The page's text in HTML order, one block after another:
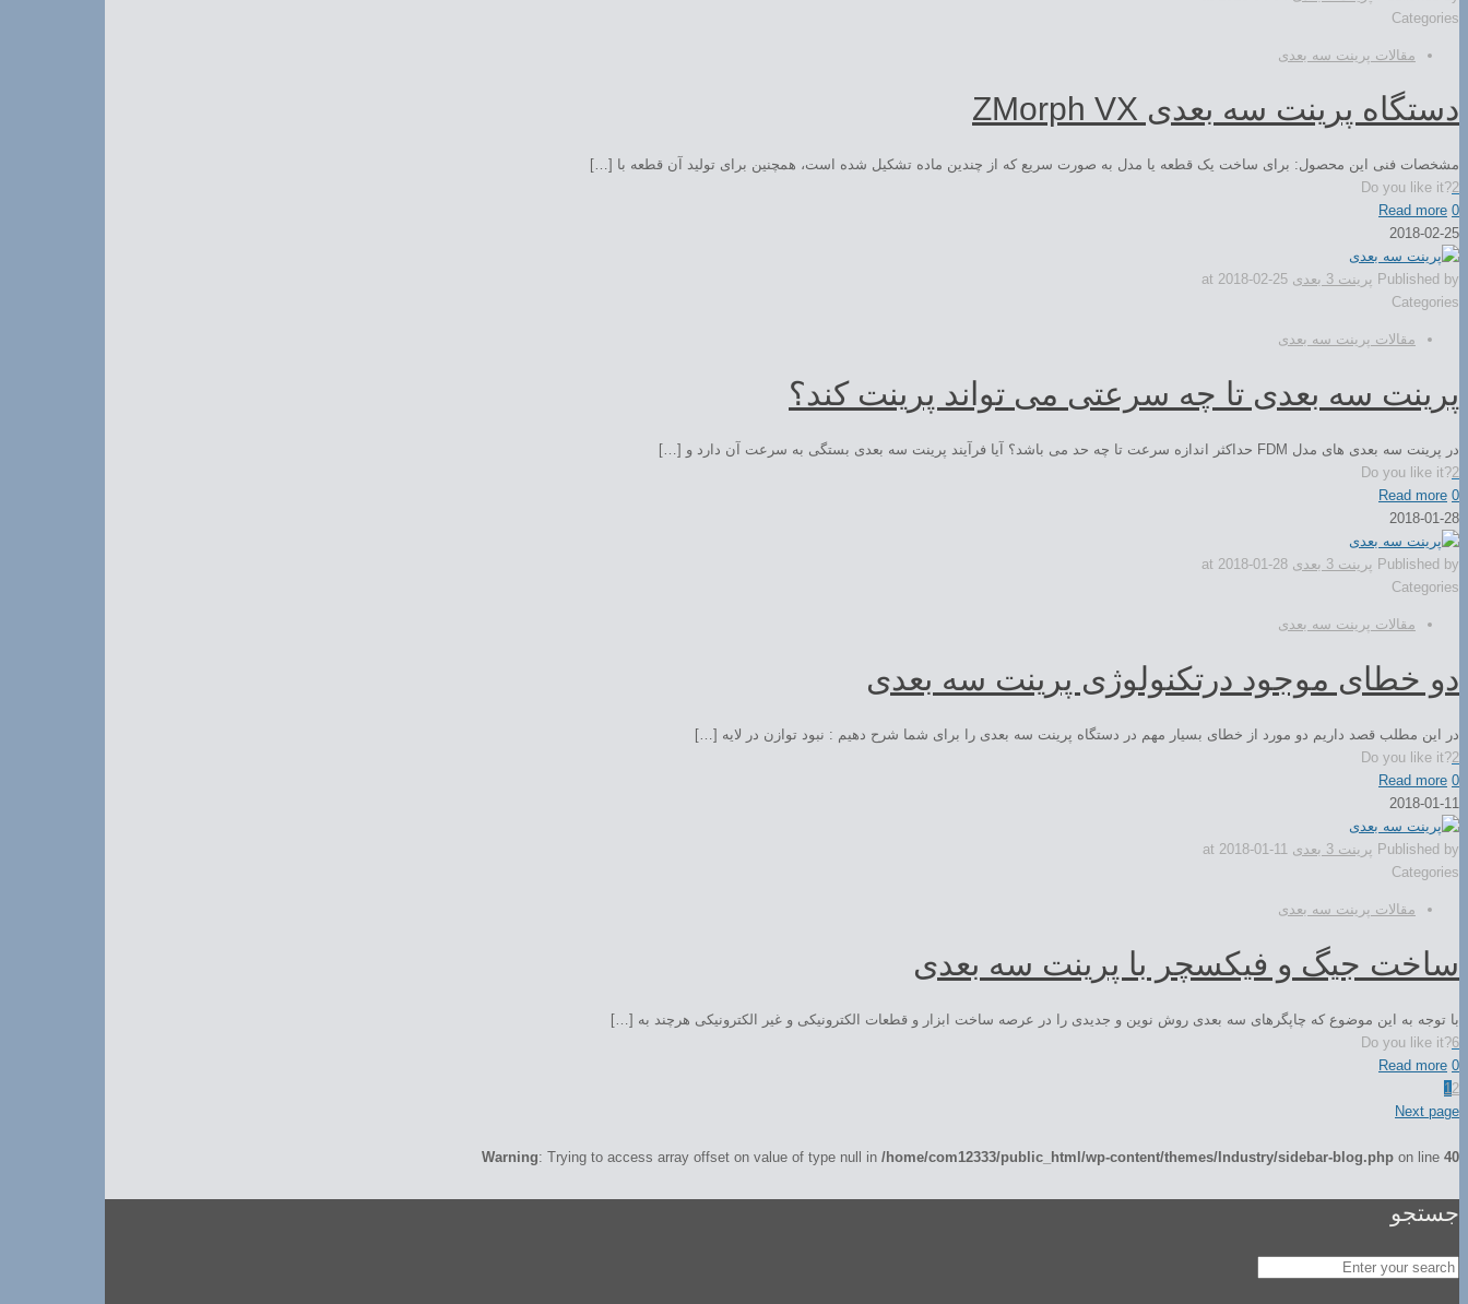
Categories
مقالات پرینت سه بعدی
دستگاه پرینت سه بعدی ZMorph VX
مشخصات فنی این محصول: برای ساخت یک قطعه یا مدل به صورت سریع که از چندین ماده تشکیل شده است، همچنین برای تولید آن قطعه با […]
Do you like it?2
0
Read more
2018-02-25
Published by پرینت 3 بعدی at 2018-02-25
Categories
مقالات پرینت سه بعدی
پرینت سه بعدی تا چه سرعتی می تواند پرینت کند؟
در پرینت سه بعدی های مدل FDM حداکثر اندازه سرعت تا چه حد می باشد؟ آیا فرآیند پرینت سه بعدی بستگی به سرعت آن دارد و […]
Do you like it?2
0
Read more
2018-01-28
Published by پرینت 3 بعدی at 2018-01-28
Categories
مقالات پرینت سه بعدی
دو خطای موجود درتکنولوژی پرینت سه بعدی
در این مطلب قصد داریم دو مورد از خطای بسیار مهم در دستگاه پرینت سه بعدی را برای شما شرح دهیم : نبود توازن در لایه […]
Do you like it?2
0
Read more
2018-01-11
Published by پرینت 3 بعدی at 2018-01-11
Categories
مقالات پرینت سه بعدی
ساخت جیگ و فیکسچر با پرینت سه بعدی
با توجه به این موضوع که چاپگرهای سه بعدی روش نوین و جدیدی را در عرصه ساخت ابزار و قطعات الکترونیکی و غیر الکترونیکی هرچند به […]
Do you like it?6
0
Read more
1 2
Next page
Warning: Trying to access array offset on value of type null in /home/com12333/public_html/wp-content/themes/Industry/sidebar-blog.php on line 40
جستجو